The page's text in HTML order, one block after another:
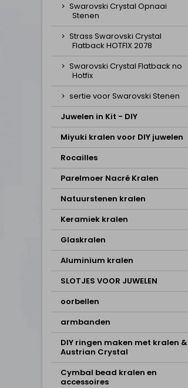
Swarovski Crystal Opnaai
Stenen
Strass Swarovski Crystal
Flatback HOTFIX 2078
Swarovski Crystal Flatback no
Hotfix
sertie voor Swarovski Stenen
Juwelen in Kit - DIY
Miyuki kralen voor DIY juwelen
Rocailles
Parelmoer Nacré Kralen
Natuurstenen kralen
Keramiek kralen
Glaskralen
Aluminium kralen
SLOTJES VOOR JUWELEN
oorbellen
armbanden
DIY ringen maken met kralen &
Austrian Crystal
Cymbal bead kralen en
accessoires